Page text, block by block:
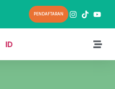
PENDAFTARAN
ID